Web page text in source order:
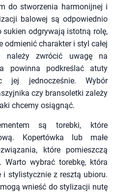
do stworzenia harmonijnej i
balowej są odpowiednio
odgrywają istotną rolę,
odmienić charakter i styl całej
należy zwrócić uwagę na
powinna podkreślać atuty
jej jednocześnie. Wybór
czy bransoletki zależy
chcemy osiągnąć.
są torebki, które
Kopertówka lub małe
które pomieszczą
Warto wybrać torebkę, która
i stylistycznie z resztą ubioru.
wnieść do stylizacji nutę